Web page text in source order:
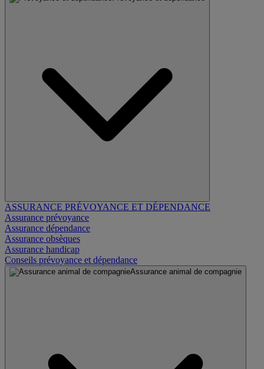
ASSURANCE PRÉVOYANCE ET DÉPENDANCE
Assurance prévoyance
Assurance dépendance
Assurance obsèques
Assurance handicap
Conseils prévoyance et dépendance
Assurance animal de compagnie